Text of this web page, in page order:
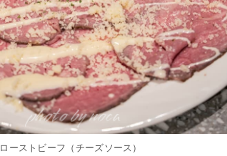
ローストビーフ（チーズソース）